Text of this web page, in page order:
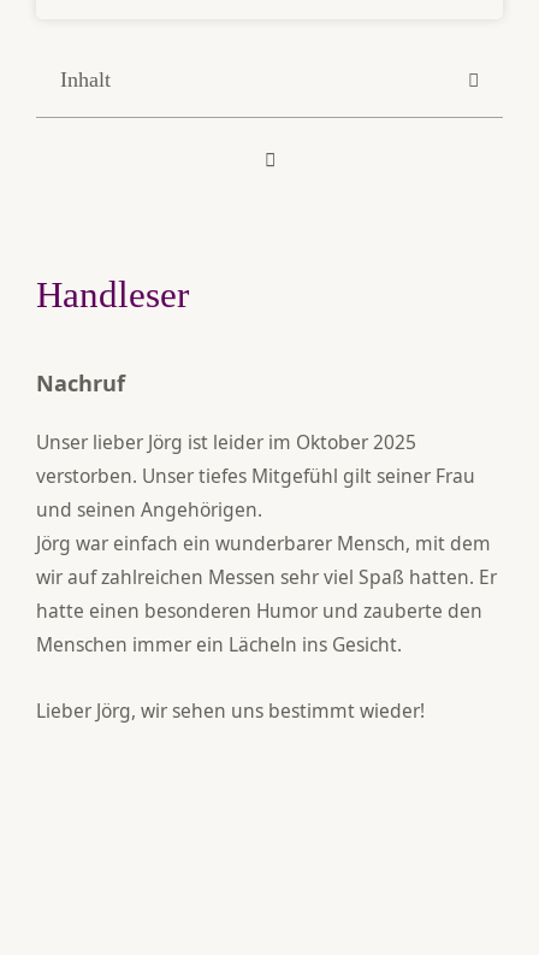
Inhalt
Handleser
Nachruf
Unser lieber Jörg ist leider im Oktober 2025
verstorben. Unser tiefes Mitgefühl gilt seiner Frau
und seinen Angehörigen.
Jörg war einfach ein wunderbarer Mensch, mit dem
wir auf zahlreichen Messen sehr viel Spaß hatten. Er
hatte einen besonderen Humor und zauberte den
Menschen immer ein Lächeln ins Gesicht.
Lieber Jörg, wir sehen uns bestimmt wieder!